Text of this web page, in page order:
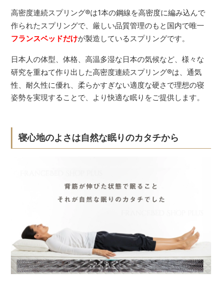
高密度連続スプリング®は1本の鋼線を高密度に編み込んで
作られたスプリングで、厳しい品質管理のもと国内で唯一
フランスベッドだけが製造しているスプリングです。
日本人の体型、体格、高温多湿な日本の気候など、様々な
研究を重ねて作り出した高密度連続スプリング®は、通気
性、耐久性に優れ、柔らかすぎない適度な硬さで理想の寝
姿勢を実現することで、より快適な眠りをご提供します。
寝心地のよさは自然な眠りのカタチから